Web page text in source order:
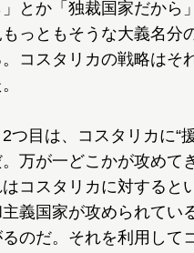
」とか「独裁国家だから
もっともそうな大義名分
。コスタリカの戦略はそ
つ目は、コスタリカに“
。万が一どこかが攻めて
コスタリカに対すると
義国家が攻められてい
るのだ。それを利用して